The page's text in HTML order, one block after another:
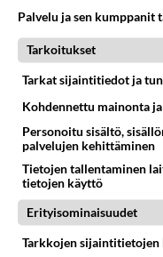
Kausi 7 loppu (spoiler)
Katsoin tuossa juuri
Rayna ja olihan
vähän hassu, ihan...
22.11.2011 17:54
24
nostalgiaa
Palvelu ja sen kumppanit
Tarkoitukset
Tarkat sijaintitiedot ja
Kohdennettu mainonta
Personoitu sisältö,
palvelujen kehittäminen
Tietojen tallentaminen
tietojen käyttö
Erityisominaisuudet
Tarkkojen sijaintitietojen